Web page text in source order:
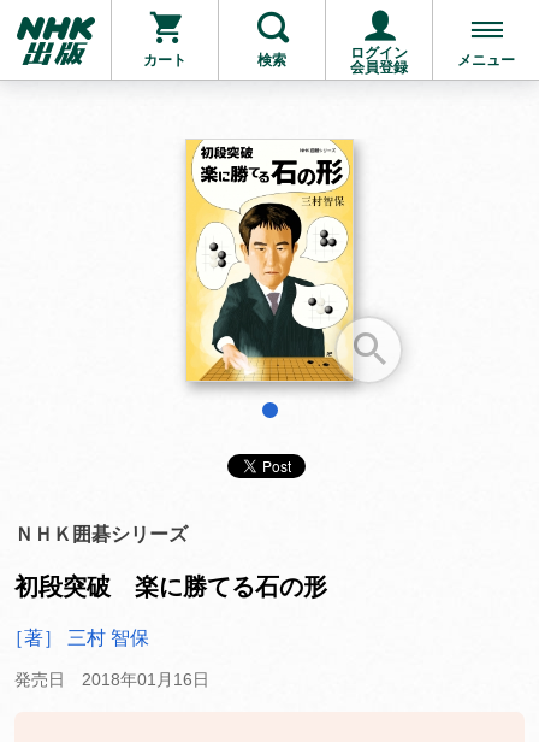
カート 検索
ログイン
会員登録
メニュー
お支払いに進む
他にも商品を買う
ＮＨＫ囲碁シリーズ
初段突破 楽に勝てる石の形
［著］ 三村 智保
発売日 2018年01月16日